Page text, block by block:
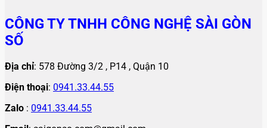
CÔNG TY TNHH CÔNG NGHỆ SÀI GÒN
SỐ
Địa chỉ: 578 Đường 3/2 , P14 , Quận 10
Điện thoại: 0941.33.44.55
Zalo : 0941.33.44.55